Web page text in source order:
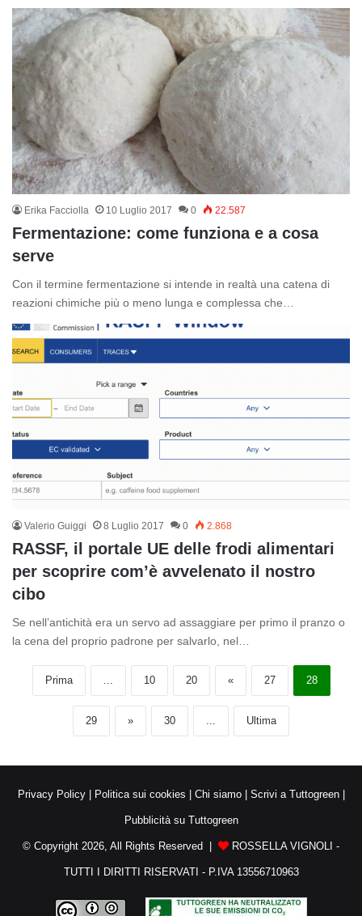
Erika Facciolla 10 Luglio 2017 0 22.587
Fermentazione: come funziona e a cosa
serve
Con il termine fermentazione si intende in realtà una catena di
reazioni chimiche più o meno lunga e complessa che…
Valerio Guiggi 8 Luglio 2017 0 2.868
RASSF, il portale UE delle frodi alimentari
per scoprire com’è avvelenato il nostro
cibo
Se nell’antichità era un servo ad assaggiare per primo il pranzo o
la cena del proprio padrone per salvarlo, nel…
Prima 10 20 « 27 28
29 » 30 Ultima
Privacy Policy| Politica sui cookies | Chi siamo| Scrivi a Tuttogreen|
Pubblicità su Tuttogreen
© Copyright 2026, All Rights Reserved | ROSSELLA VIGNOLI -
TUTTI I DIRITTI RISERVATI - P.IVA 13556710963